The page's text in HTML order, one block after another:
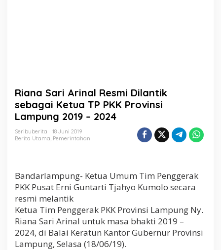
s
a
t
u
a
P
P
K
K
P
Riana Sari Arinal Resmi Dilantik
sebagai Ketua TP PKK Provinsi
Lampung 2019 – 2024
Seribuberita
18 Juni 2019
Berita Utama, Pemerintahan
Bandarlampung- Ketua Umum Tim Penggerak
PKK Pusat Erni Guntarti Tjahyo Kumolo secara
resmi melantik
Ketua Tim Penggerak PKK Provinsi Lampung Ny.
Riana Sari Arinal untuk masa bhakti 2019 –
2024, di Balai Keratun Kantor Gubernur Provinsi
Lampung, Selasa (18/06/19).